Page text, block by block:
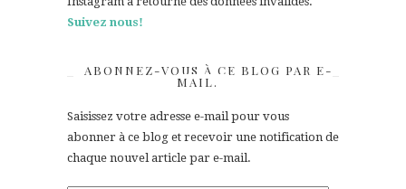
Suivez nous!
ABONNEZ-VOUS À CE BLOG PAR E-
MAIL.
Saisissez votre adresse e-mail pour vous
abonner à ce blog et recevoir une notification de
chaque nouvel article par e-mail.